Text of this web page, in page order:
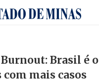
Brasil é o
mais casos